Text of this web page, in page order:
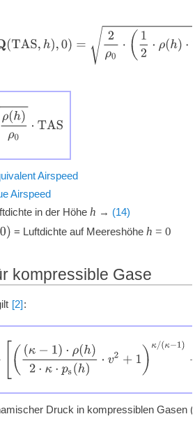
=2ρ0⋅(12⋅ρ(h)⋅TAS2)
h)ρ0⋅T
Airspeed
Airspeed
in der Höhe h → (14)
) = Luftdichte auf Meereshöhe h = 0
kompressible Gase
[2]:
)⋅ (( κ−1 ρ( h ⋅κ⋅ps κ/( κ−1)−1]
Druck in kompressiblen Gasen